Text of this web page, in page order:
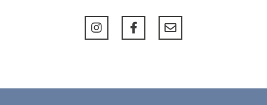
können
auf
werden